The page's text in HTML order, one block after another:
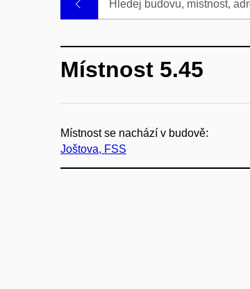
Místnost 5.45
Místnost se nachází v budově:
Joštova, FSS